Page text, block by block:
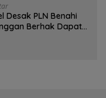
Desak PLN Benahi
Berhak Dapat